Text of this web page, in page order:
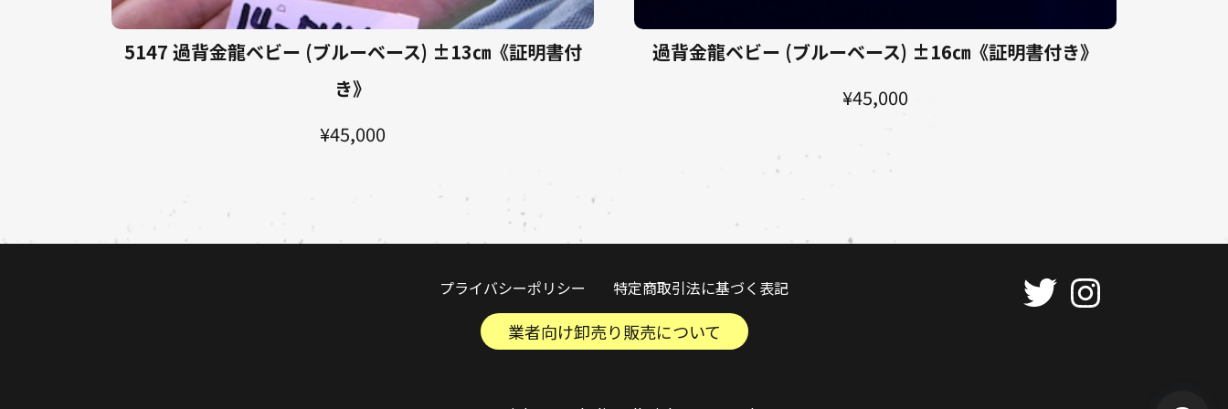
5147 過背金龍ベビー (ブルーベース) ±13㎝《証明書付
き》
¥45,000
過背金龍ベビー (ブルーベース) ±16㎝《証明書付き》
¥45,000
プライバシーポリシー 特定商取引法に基づく表記
業者向け卸売り販売について